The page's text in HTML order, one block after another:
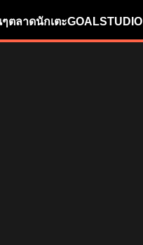
ตลาดนักเตะGOALSTUDIO